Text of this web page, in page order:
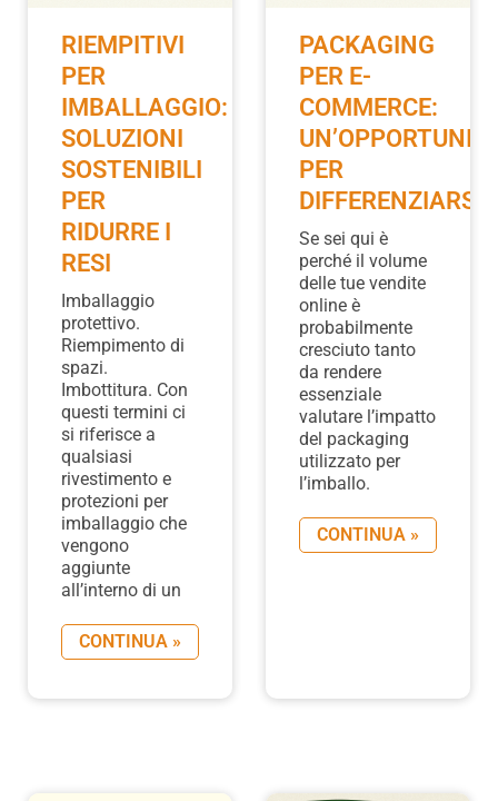
RIEMPITIVI
PER
IMBALLAGGIO:
SOLUZIONI
SOSTENIBILI
PER
RIDURRE I
RESI
Imballaggio
protettivo.
Riempimento di
spazi.
Imbottitura. Con
questi termini ci
si riferisce a
qualsiasi
rivestimento e
protezioni per
imballaggio che
vengono
aggiunte
all’interno di un
CONTINUA »
PACKAGING
PER E-
COMMERCE:
PER
DIFFERENZIARSI
Se sei qui è
perché il volume
delle tue vendite
online è
probabilmente
cresciuto tanto
da rendere
essenziale
valutare l’impatto
del packaging
utilizzato per
l’imballo.
CONTINUA »